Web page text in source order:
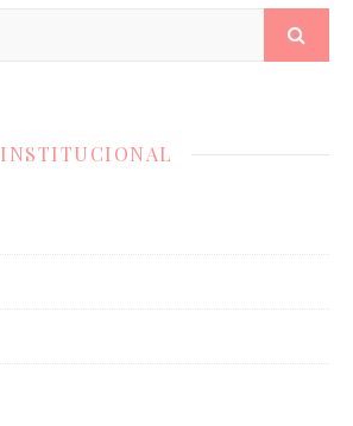
INSTITUCIONAL